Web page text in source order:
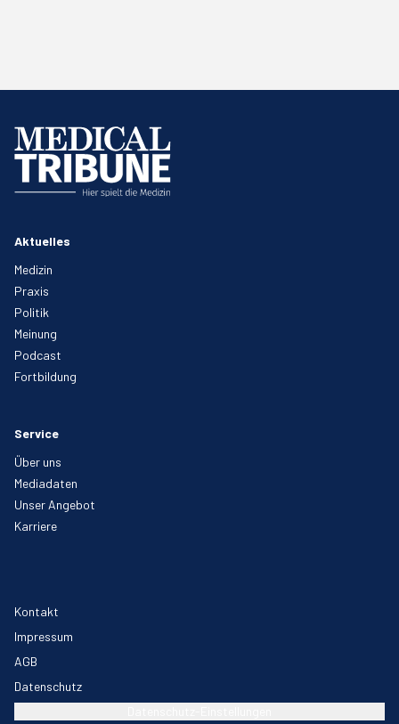
Aktuelles
Medizin
Praxis
Politik
Meinung
Podcast
Fortbildung
Service
Über uns
Mediadaten
Unser Angebot
Karriere
Kontakt
Impressum
AGB
Datenschutz